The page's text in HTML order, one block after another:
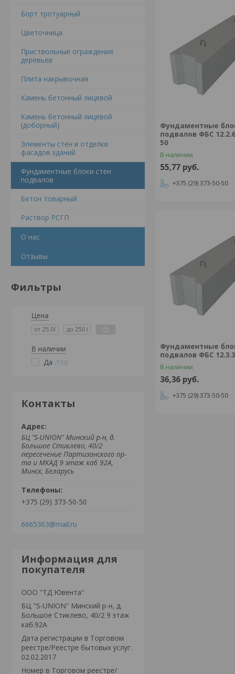
Борт тротуарный
Цветочница
Приствольные ограждения
деревьев
Плита накрывочная
Камень бетонный лицевой
Камень бетонный лицевой
(доборный)
Элементы стен и отделки
фасадов зданий
Фундаментные блоки стен
подвалов
Бетон товарный
Раствор РСГП
О нас
Отзывы
Фильтры
Цена
В наличии
Да
150
Контакты
БЦ "S-UNION" Минский р-н, д.
Большое Стиклево, 40/2
пересечение Партизанского пр-
та и МКАД 9 этаж каб 92А,
Минск, Беларусь
+375 (29) 373-50-50
6665363@mail.ru
Информация для
покупателя
ООО "ТД Ювента"
БЦ "S-UNION" Минский р-н, д.
Большое Стиклево, 40/2 9 этаж
каб.92А
Дата регистрации в Торговом
реестре/Реестре бытовых услуг:
02.02.2017
Номер в Торговом реестре/
Фундаментные
подвалов ФБС
50
В наличии
55,77 руб.
+375 (29) 373-50-50
Фундаментные
подвалов ФБС
В наличии
36,36 руб.
+375 (29) 373-50-50